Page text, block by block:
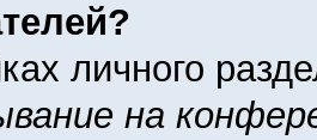
личного
на